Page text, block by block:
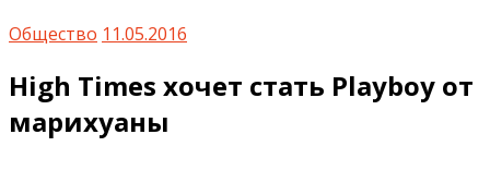
Общество 11.05.2016
High Times хочет стать Playboy от
марихуаны